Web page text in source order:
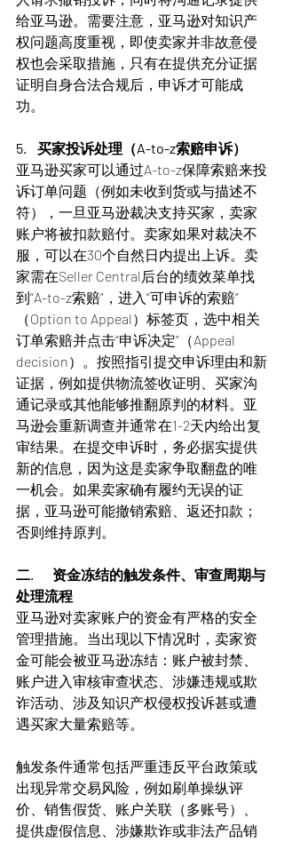
给亚马逊。需要注意，亚马逊对知识产
权问题高度重视，即使卖家并非故意侵
权也会采取措施，只有在提供充分证据
证明自身合法合规后，申诉才可能成
功。
5.    买家投诉处理（A-to-z索赔申诉）
亚马逊买家可以通过A-to-z保障索赔来投
诉订单问题（例如未收到货或与描述不
符），一旦亚马逊裁决支持买家，卖家
账户将被扣款赔付。卖家如果对裁决不
服，可以在30个自然日内提出上诉。卖
家需在Seller Central后台的绩效菜单找
到“A-to-z索赔”，进入“可申诉的索赔”
（Option to Appeal）标签页，选中相关
订单索赔并点击“申诉决定”（Appeal
decision）。按照指引提交申诉理由和新
证据，例如提供物流签收证明、买家沟
通记录或其他能够推翻原判的材料。亚
马逊会重新调查并通常在1-2天内给出复
审结果。在提交申诉时，务必据实提供
新的信息，因为这是卖家争取翻盘的唯
一机会。如果卖家确有履约无误的证
据，亚马逊可能撤销索赔、返还扣款；
否则维持原判。
二.       资金冻结的触发条件、审查周期与
处理流程
亚马逊对卖家账户的资金有严格的安全
管理措施。当出现以下情况时，卖家资
金可能会被亚马逊冻结：账户被封禁、
账户进入审核审查状态、涉嫌违规或欺
诈活动、涉及知识产权侵权投诉甚或遭
遇买家大量索赔等。
触发条件通常包括严重违反平台政策或
出现异常交易风险，例如刷单操纵评
价、销售假货、账户关联（多账号）、
提供虚假信息、涉嫌欺诈或非法产品销